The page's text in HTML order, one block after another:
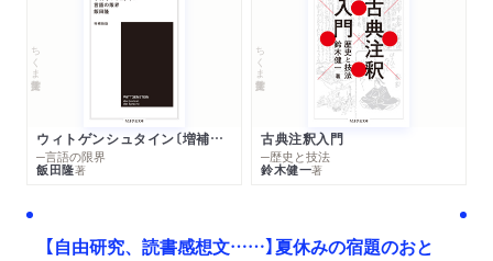
ちくま学芸文庫
ウィトゲンシュタイン〔増補新版〕
─言語の限界
飯田隆著
ちくま学芸文庫
古典注釈入門
─歴史と技法
鈴木健一著
【自由研究、読書感想文……】夏休みの宿題のおと